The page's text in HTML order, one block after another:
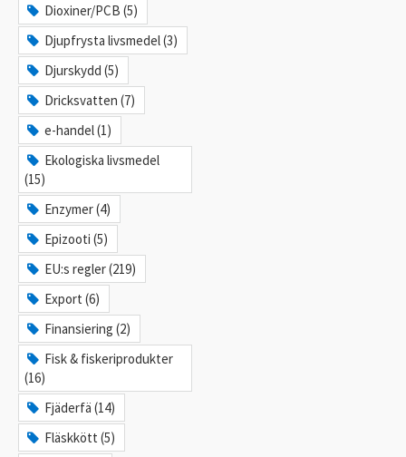
Dioxiner/PCB (5)
Djupfrysta livsmedel (3)
Djurskydd (5)
Dricksvatten (7)
e-handel (1)
Ekologiska livsmedel
(15)
Enzymer (4)
Epizooti (5)
EU:s regler (219)
Export (6)
Finansiering (2)
Fisk & fiskeriprodukter
(16)
Fjäderfä (14)
Fläskkött (5)